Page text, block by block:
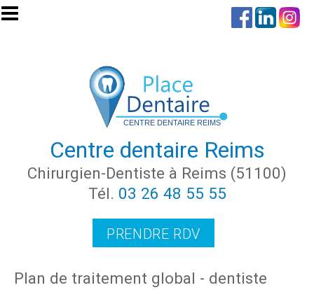
Aller au contenu principal
Centre dentaire Reims
Chirurgien-Dentiste à Reims (51100)
Tél. 03 26 48 55 55
PRENDRE RDV
Plan de traitement global - dentiste